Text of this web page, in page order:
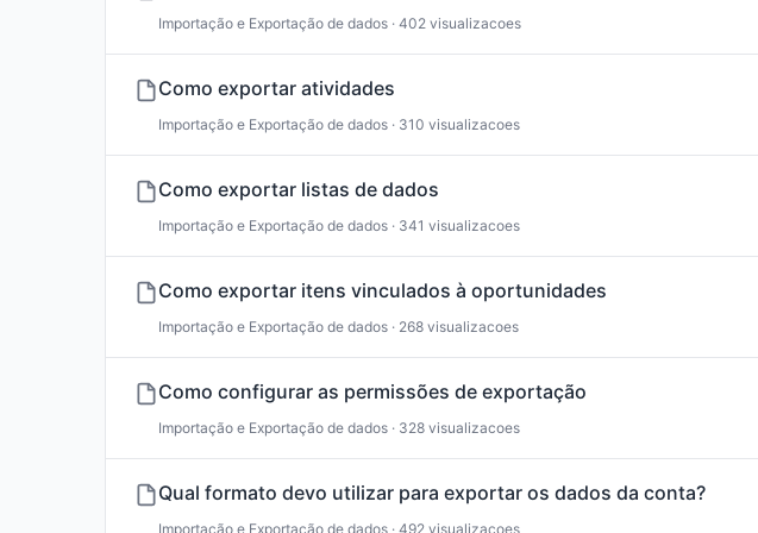
Importação e Exportação de dados · 402 visualizacoes
Como exportar atividades
Importação e Exportação de dados · 310 visualizacoes
Como exportar listas de dados
Importação e Exportação de dados · 341 visualizacoes
Como exportar itens vinculados à oportunidades
Importação e Exportação de dados · 268 visualizacoes
Como configurar as permissões de exportação
Importação e Exportação de dados · 328 visualizacoes
Qual formato devo utilizar para exportar os dados da conta?
Importação e Exportação de dados · 492 visualizacoes